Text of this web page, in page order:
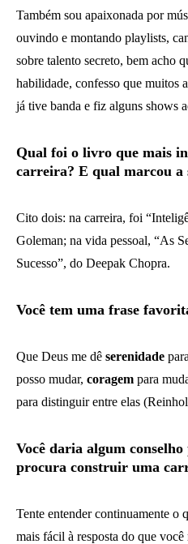
Também sou apaixonada por
ouvindo e montando playlists,
sobre talento secreto, bem acho
habilidade, confesso que muitos
já tive banda e fiz alguns shows
Qual foi o livro que mais
carreira? E qual marcou a
Cito dois: na carreira, foi
Goleman; na vida pessoal, “As
Sucesso”, do Deepak Chopra.
Você tem uma frase
Que Deus me dê serenidade
posso mudar, coragem para
para distinguir entre elas
Você daria algum
procura construir uma
Tente entender continuamente o
mais fácil à resposta do que